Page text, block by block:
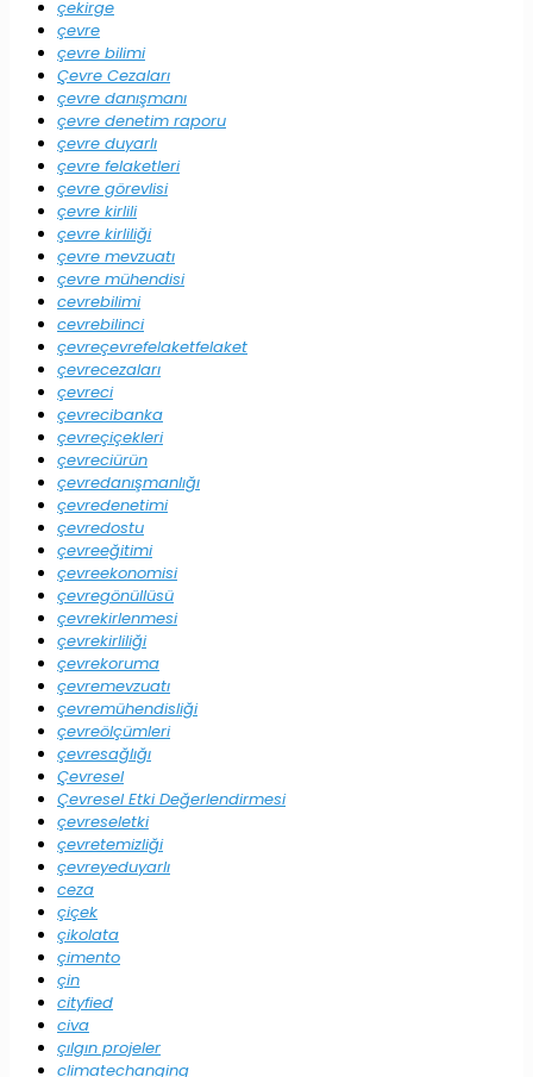
çekirge
çevre
çevre bilimi
Çevre Cezaları
çevre danışmanı
çevre denetim raporu
çevre duyarlı
çevre felaketleri
çevre görevlisi
çevre kirlili
çevre kirliliği
çevre mevzuatı
çevre mühendisi
cevrebilimi
cevrebilinci
çevreçevrefelaketfelaket
çevrecezaları
çevreci
çevrecibanka
çevreçiçekleri
çevreciürün
çevredanışmanlığı
çevredenetimi
çevredostu
çevreeğitimi
çevreekonomisi
çevregönüllüsü
çevrekirlenmesi
çevrekirliliği
çevrekoruma
çevremevzuatı
çevremühendisliği
çevreölçümleri
çevresağlığı
Çevresel
Çevresel Etki Değerlendirmesi
çevreseletki
çevretemizliği
çevreyeduyarlı
ceza
çiçek
çikolata
çimento
çin
cityfied
civa
çılgın projeler
climatechanging